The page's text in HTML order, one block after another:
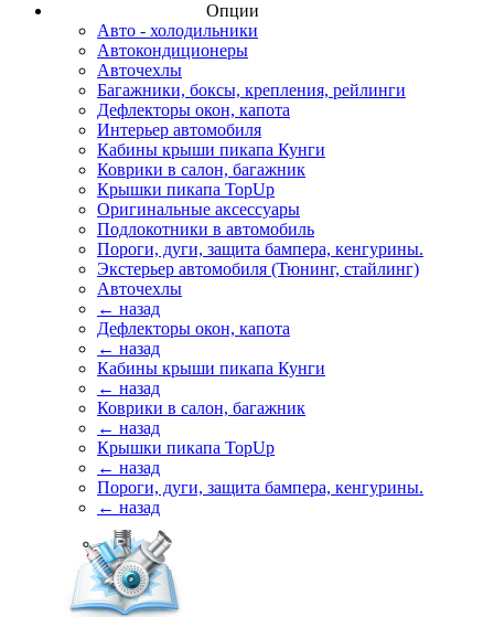
Опции
Авто - холодильники
Автокондиционеры
Авточехлы
Багажники, боксы, крепления, рейлинги
Дефлекторы окон, капота
Интерьер автомобиля
Кабины крыши пикапа Кунги
Коврики в салон, багажник
Крышки пикапа TopUp
Оригинальные аксессуары
Подлокотники в автомобиль
Пороги, дуги, защита бампера, кенгурины.
Экстерьер автомобиля (Тюнинг, стайлинг)
Авточехлы
← назад
Дефлекторы окон, капота
← назад
Кабины крыши пикапа Кунги
← назад
Коврики в салон, багажник
← назад
Крышки пикапа TopUp
← назад
Пороги, дуги, защита бампера, кенгурины.
← назад